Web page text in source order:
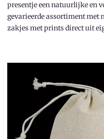
presentje een natuurlijke en
gevarieerde assortiment met
zakjes met prints direct uit